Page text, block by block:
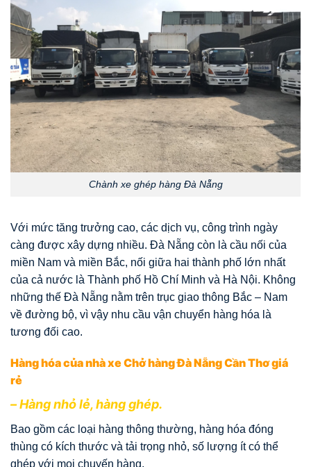
Chành xe ghép hàng Đà Nẵng
Với mức tăng trưởng cao, các dịch vụ, công trình ngày
càng được xây dựng nhiều. Đà Nẵng còn là cầu nối của
miền Nam và miền Bắc, nối giữa hai thành phố lớn nhất
của cả nước là Thành phố Hồ Chí Minh và Hà Nội. Không
những thế Đà Nẵng nằm trên trục giao thông Bắc – Nam
về đường bộ, vì vậy nhu cầu vận chuyển hàng hóa là
tương đối cao.
Hàng hóa của nhà xe Chở hàng Đà Nẵng Cần Thơ giá
rẻ
– Hàng nhỏ lẻ, hàng ghép.
Bao gồm các loại hàng thông thường, hàng hóa đóng
thùng có kích thước và tải trọng nhỏ, số lượng ít có thể
ghép với mọi chuyến hàng.